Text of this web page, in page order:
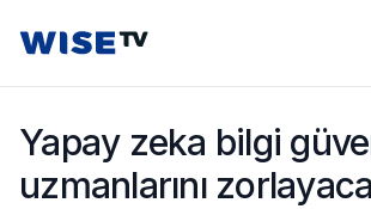
Wise TV
Yapay zeka bilgi
uzmanlarını